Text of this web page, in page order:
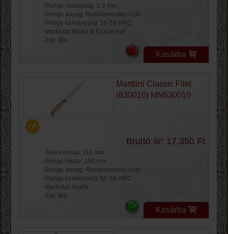
-Penge vastagság: 2.8 mm
-Penge anyag: Rozsdamentes Acél
-Penge keménység: 56-58 HRC
-Markolat: Bronz & Északi nyír
-Tok: Bőr
Kosárba
Marttiini Classic Filet
(630010) MN630010
Bruttó ár: 17.350 Ft
-Teljes hossz: 311 mm
-Penge hossz: 190 mm
-Penge anyag: Rozsdamentes Acél
-Penge keménység: 56-58 HRC
-Markolat: Nyírfa
-Tok: Bőr
Kosárba